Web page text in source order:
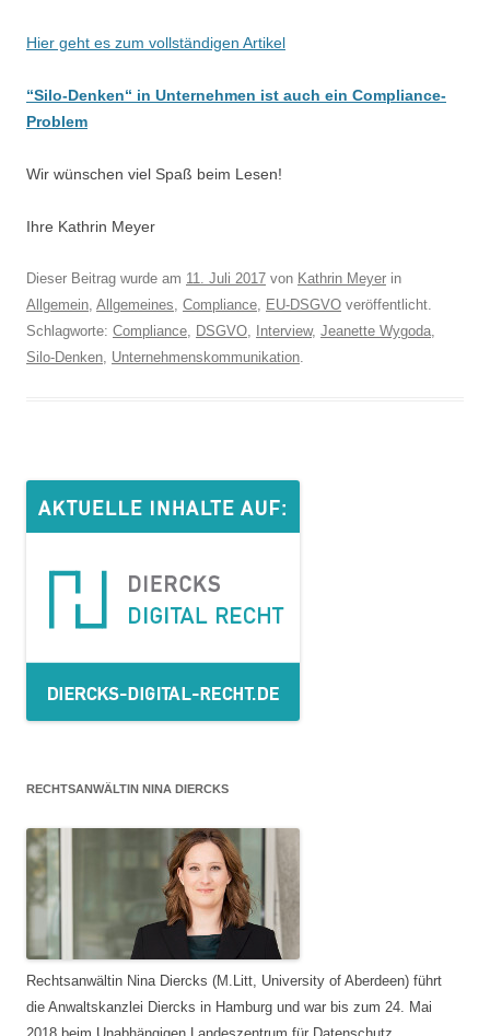
Hier geht es zum vollständigen Artikel
“Silo-Denken“ in Unternehmen ist auch ein Compliance-
Problem
Wir wünschen viel Spaß beim Lesen!
Ihre Kathrin Meyer
Dieser Beitrag wurde am 11. Juli 2017 von Kathrin Meyer in
Allgemein, Allgemeines, Compliance, EU-DSGVO veröffentlicht.
Schlagworte: Compliance, DSGVO, Interview, Jeanette Wygoda,
Silo-Denken, Unternehmenskommunikation.
RECHTSANWÄLTIN NINA DIERCKS
Rechtsanwältin Nina Diercks (M.Litt, University of Aberdeen) führt
die Anwaltskanzlei Diercks in Hamburg und war bis zum 24. Mai